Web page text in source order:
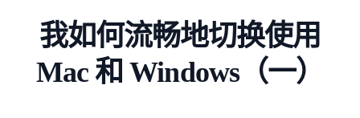
我如何流畅地切换使用
Mac 和 Windows（一）